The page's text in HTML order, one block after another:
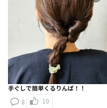
手ぐしで簡単くるりんぱ！！
8
10